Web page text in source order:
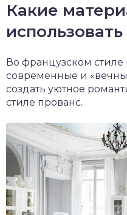
Какие
использовать
Во французском
современные и
создать уютное
стиле прованс.